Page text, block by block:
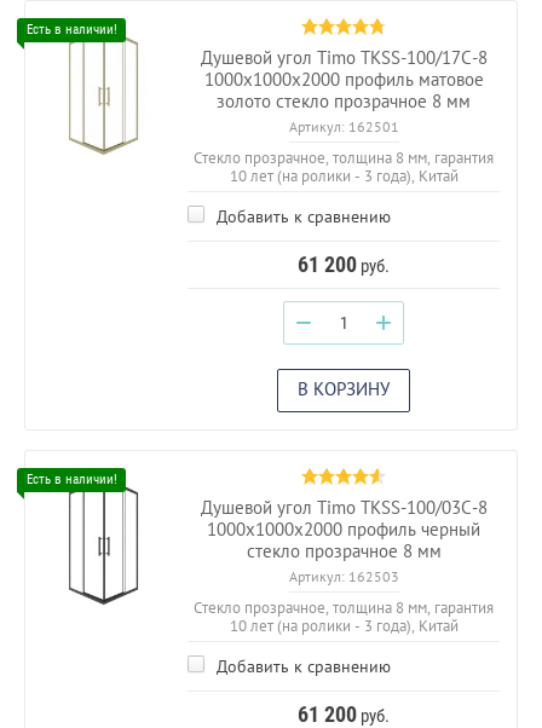
Душевой угол Timo TKSS-100/17C-8
1000х1000х2000 профиль матовое
золото стекло прозрачное 8 мм
Артикул:162501
Стекло прозрачное, толщина 8 мм, гарантия
10 лет (на ролики - 3 года), Китай
Добавить к сравнению
61 200 руб.
− +
В КОРЗИНУ
Душевой угол Timo TKSS-100/03C-8
1000х1000х2000 профиль черный
стекло прозрачное 8 мм
Артикул:162503
Стекло прозрачное, толщина 8 мм, гарантия
10 лет (на ролики - 3 года), Китай
Добавить к сравнению
61 200 руб.